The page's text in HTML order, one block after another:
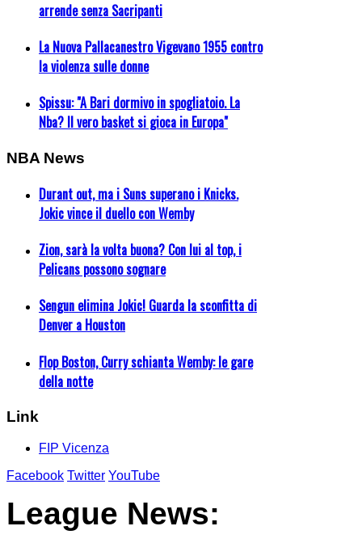
arrende senza Sacripanti
La Nuova Pallacanestro Vigevano 1955 contro
la violenza sulle donne
Spissu: "A Bari dormivo in spogliatoio. La
Nba? Il vero basket si gioca in Europa"
NBA News
Durant out, ma i Suns superano i Knicks.
Jokic vince il duello con Wemby
Zion, sarà la volta buona? Con lui al top, i
Pelicans possono sognare
Sengun elimina Jokic! Guarda la sconfitta di
Denver a Houston
Flop Boston, Curry schianta Wemby: le gare
della notte
Link
FIP Vicenza
Facebook Twitter YouTube
League News: